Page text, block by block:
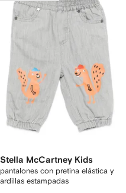
Stella McCartney Kids
pantalones con pretina elástica y
ardillas estampadas